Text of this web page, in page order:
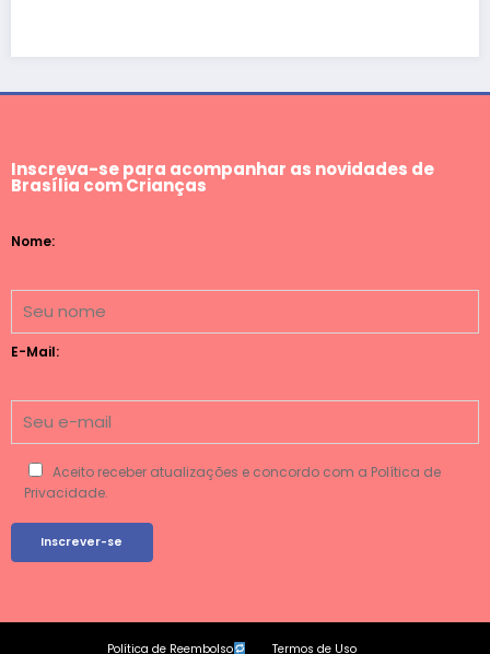
Inscreva-se para acompanhar as novidades de
Brasília com Crianças
Nome:
E-Mail:
Aceito receber atualizações e concordo com a Política de
Privacidade.
Política de Reembolso Termos de Uso